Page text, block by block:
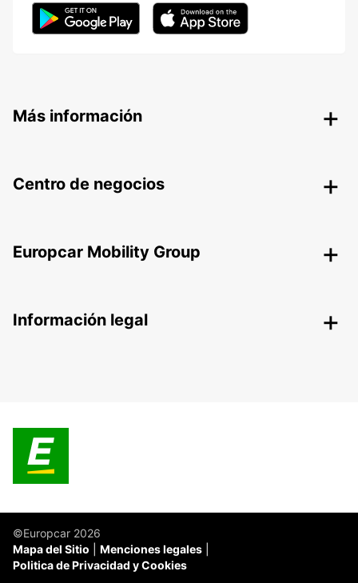
Más información
Centro de negocios
Europcar Mobility Group
Información legal
©Europcar 2026
Mapa del Sitio
Menciones legales
Politica de Privacidad y Cookies